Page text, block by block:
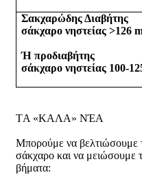
σάκχαρο νηστείας >126
Ή
σάκχαρο νηστείας 100-
TΑ «ΚΑΛΑ» ΝΈΑ
Μπορούμε να βελτιώσουμε
σάκχαρο και να μειώσουμε
βήματα: